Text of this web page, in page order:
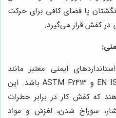
پا فضای کافی برای حرکت
در کفش قرار می‌گیرد.
ایمنی معتبر مانند
استانداردهای EN ISO 20345 و ASTM F2413 باشد. این
که کفش کار در برابر خطرات
سوراخ شدن، لغزش و مواد